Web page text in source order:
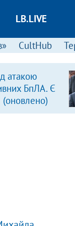
LB.LIVE
CultHub
атакою
БпЛА. Є
(оновлено)